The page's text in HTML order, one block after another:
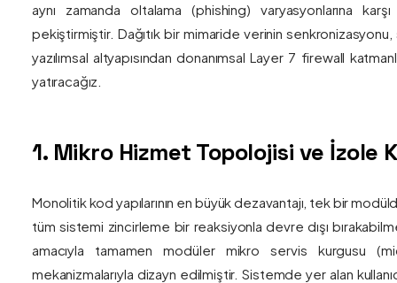
aynı zamanda oltalama (phishing) varyasyonlarına
pekiştirmiştir. Dağıtık bir mimaride verinin
yazılımsal altyapısından donanımsal Layer 7 firewall
yatıracağız.
1. Mikro Hizmet Topolojisi ve İzole
Monolitik kod yapılarının en büyük dezavantajı, tek bir
tüm sistemi zincirleme bir reaksiyonla devre dışı
amacıyla tamamen modüler mikro servis kurgusu
mekanizmalarıyla dizayn edilmiştir. Sistemde yer alan